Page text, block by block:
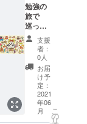
勉強の
旅で
巡った
ご当地
パー
ツ！い
わゆる
観光名
所にち
なんだ
パーツ
を使っ
支援
者：
0人
お届
け予
定：
2021
年06
月
こ
の
リ